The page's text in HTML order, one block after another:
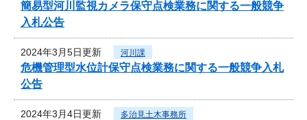
簡易型河川監視カメラ保守点検業務に関する一般競争
入札公告
2024年3月5日更新 河川課
危機管理型水位計保守点検業務に関する一般競争入札
公告
2024年3月4日更新 多治見土木事務所